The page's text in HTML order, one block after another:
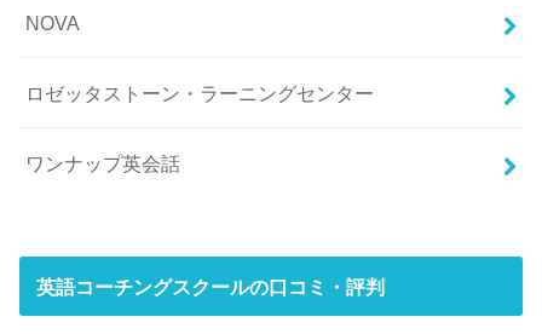
NOVA
ロゼッタストーン・ラーニングセンター
ワンナップ英会話
英語コーチングスクールの口コミ・評判